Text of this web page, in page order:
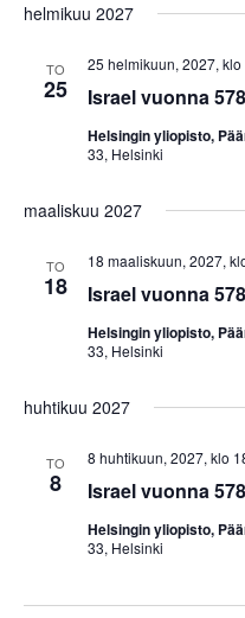
helmikuu 2027
TO
25 Israel vuonna
25 helmikuun, 2027, klo
Helsingin yliopisto,
33, Helsinki
maaliskuu 2027
TO
18 Israel vuonna
18 maaliskuun, 2027,
Helsingin yliopisto,
33, Helsinki
huhtikuu 2027
TO
8 Israel vuonna
8 huhtikuun, 2027, klo
Helsingin yliopisto,
33, Helsinki